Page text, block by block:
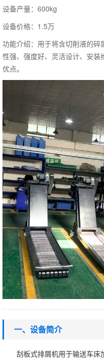
设备产量：600kg
设备价格：1.5万
功能介绍：用于将含切削液的
性强、强度好、灵活设计、安
优点。
一、设备简介
刮板式排屑机用于输送车床